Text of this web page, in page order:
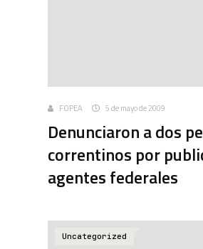
FOPEA 5 de mayo de 2009
Denunciaron a dos
correntinos por
agentes federales
Uncategorized